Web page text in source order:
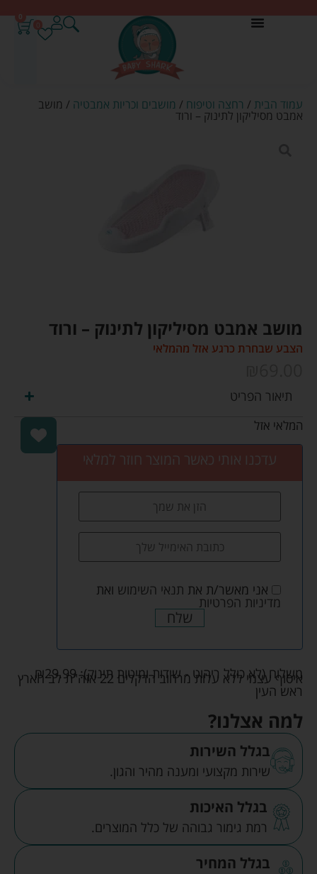
0
עמוד הבית / רחצה וטיפוח / מושבים וכריות אמבטיה / מושב
אמבט מסיליקון לתינוק – ורוד
מושב אמבט מסיליקון לתינוק – ורוד
הצבע שבחרת כרגע אזל מהמלאי
תיאור הפריט
המלאי אזל
עדכנו אותי כאשר המוצר חוזר למלאי
אני מאשר/ת את תנאי השימוש ואת
מדיניות הפרטיות
שלח
משלוח (לא כולל ריהוט - שידות ומיטות תינוק): ₪29.99
איסוף עצמי ללא עלות מרחוב הדקלים 22 אזה"ת לב הארץ
ראש העין
למה אצלנו?
בגלל השירות
שירות מקצועי ומענה מהיר והגון.
בגלל האיכות
רמת גימור גבוהה של כלל המוצרים.
בגלל המחיר